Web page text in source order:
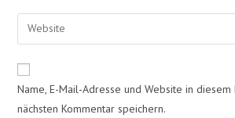
Name, E-Mail-Adresse und Website in
nächsten Kommentar speichern.